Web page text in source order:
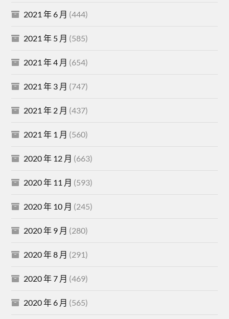
2021 年 6 月 (444)
2021 年 5 月 (585)
2021 年 4 月 (654)
2021 年 3 月 (747)
2021 年 2 月 (437)
2021 年 1 月 (560)
2020 年 12 月 (663)
2020 年 11 月 (593)
2020 年 10 月 (245)
2020 年 9 月 (280)
2020 年 8 月 (291)
2020 年 7 月 (469)
2020 年 6 月 (565)